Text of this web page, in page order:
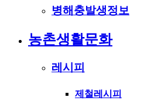
병해충발생정보
농촌생활문화
레시피
제철레시피